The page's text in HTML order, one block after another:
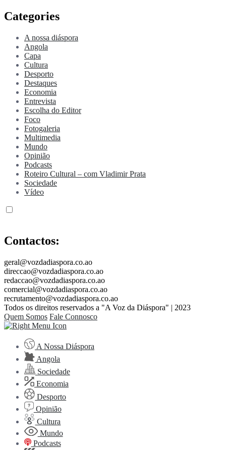
Categories
A nossa diáspora
Angola
Capa
Cultura
Desporto
Destaques
Economia
Entrevista
Escolha do Editor
Foco
Fotogaleria
Multimedia
Mundo
Opinião
Podcasts
Roteiro Cultural – com Vladimir Prata
Sociedade
Vídeo
Contactos:
geral@vozdadiaspora.co.ao
direccao@vozdadiaspora.co.ao
redaccao@vozdadiaspora.co.ao
comercial@vozdadiaspora.co.ao
recrutamento@vozdadiaspora.co.ao
Todos os direitos reservados a "A Voz da Diáspora" | 2023
Quem Somos Fale Connosco
A Nossa Diáspora
Angola
Sociedade
Economia
Desporto
Opinião
Cultura
Mundo
Podcasts